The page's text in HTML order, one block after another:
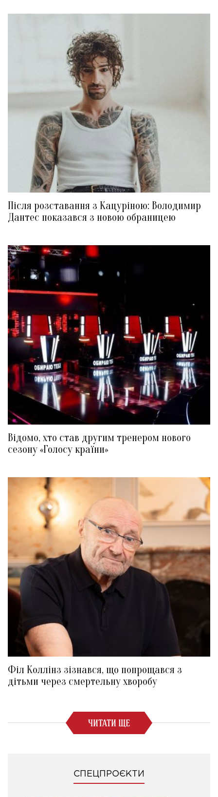
Після розставання з Кацуріною: Володимир
Дантес показався з новою обраницею
Відомо, хто став другим тренером нового
сезону «Голосу країни»
Філ Коллінз зізнався, що попрощався з
дітьми через смертельну хворобу
ЧИТАТИ ЩЕ
СПЕЦПРОЄКТИ